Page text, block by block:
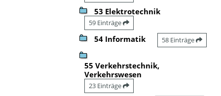
53 Elektrotechnik
59 Einträge
54 Informatik 58 Einträge
55 Verkehrstechnik,
Verkehrswesen
23 Einträge